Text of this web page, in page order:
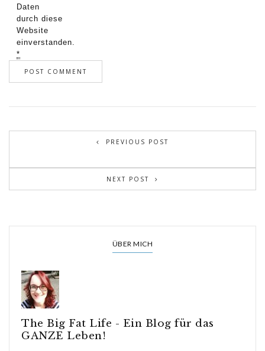
Daten
durch diese
Website
einverstanden.
*
PREVIOUS POST
NEXT POST
ÜBER MICH
The Big Fat Life - Ein Blog für das
GANZE Leben!